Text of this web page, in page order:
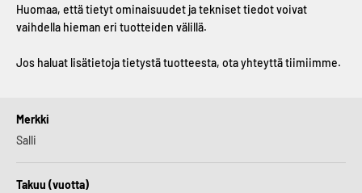
Huomaa, että tietyt ominaisuudet ja tekniset tiedot voivat
vaihdella hieman eri tuotteiden välillä.
Jos haluat lisätietoja tietystä tuotteesta, ota yhteyttä tiimiimme.
Merkki
Salli
Takuu (vuotta)